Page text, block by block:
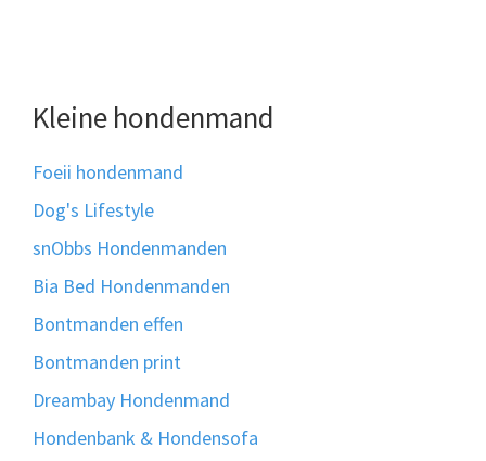
Kleine hondenmand
Foeii hondenmand
Dog's Lifestyle
snObbs Hondenmanden
Bia Bed Hondenmanden
Bontmanden effen
Bontmanden print
Dreambay Hondenmand
Hondenbank & Hondensofa